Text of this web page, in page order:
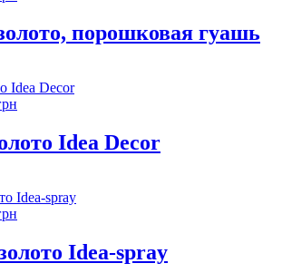
порошковая гуашь
Idea Decor
Idea-spray